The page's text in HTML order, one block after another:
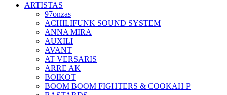
ARTISTAS
97onzas
ACHILIFUNK SOUND SYSTEM
ANNA MIRA
AUXILI
AVANT
AT VERSARIS
ARRE AK
BOIKOT
BOOM BOOM FIGHTERS & COOKAH P